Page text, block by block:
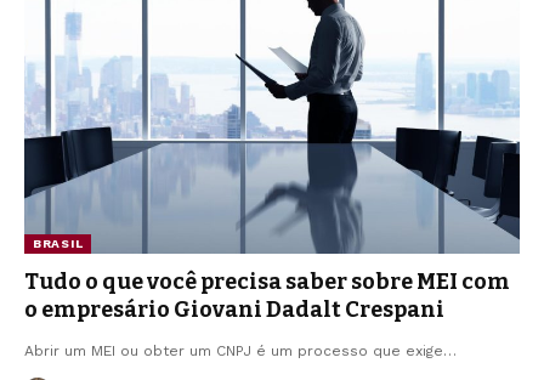
BRASIL
Tudo o que você precisa saber sobre MEI com
o empresário Giovani Dadalt Crespani
Abrir um MEI ou obter um CNPJ é um processo que exige…